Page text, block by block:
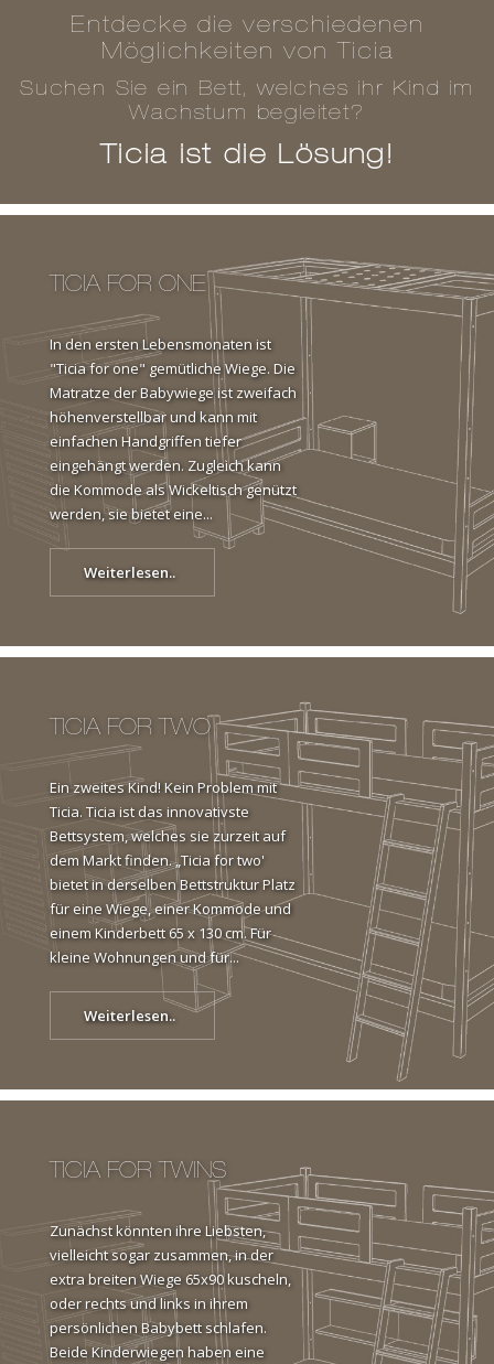
Entdecke die verschiedenen
Möglichkeiten von Ticia
Suchen Sie ein Bett, welches ihr Kind im
Wachstum begleitet?
Ticia ist die Lösung!
TICIA FOR ONE
In den ersten Lebensmonaten ist
"Ticia for one" gemütliche Wiege. Die
Matratze der Babywiege ist zweifach
höhenverstellbar und kann mit
einfachen Handgriffen tiefer
eingehängt werden. Zugleich kann
die Kommode als Wickeltisch genützt
werden, sie bietet eine...
Weiterlesen..
TICIA FOR TWO
Ein zweites Kind! Kein Problem mit
Ticia. Ticia ist das innovativste
Bettsystem, welches sie zurzeit auf
dem Markt finden. „Ticia for two'
bietet in derselben Bettstruktur Platz
für eine Wiege, einer Kommode und
einem Kinderbett 65 x 130 cm. Für
kleine Wohnungen und für...
Weiterlesen..
TICIA FOR TWINS
Zunächst könnten ihre Liebsten,
vielleicht sogar zusammen, in der
extra breiten Wiege 65x90 kuscheln,
oder rechts und links in ihrem
persönlichen Babybett schlafen.
Beide Kinderwiegen haben eine